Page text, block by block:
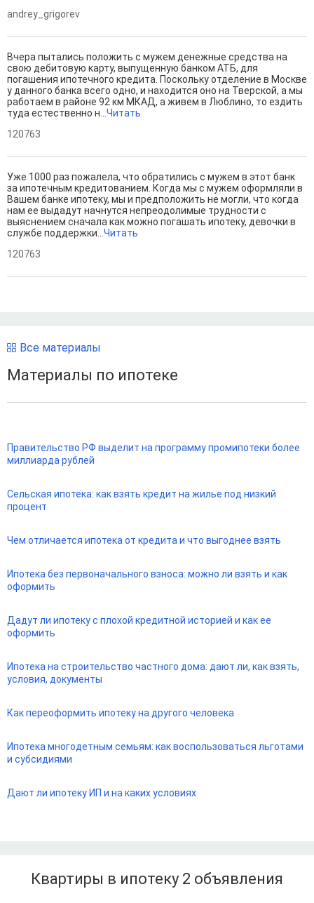
andrey_grigorev
Вчера пытались положить с мужем денежные средства на
свою дебитовую карту, выпущенную банком АТБ, для
погашения ипотечного кредита. Поскольку отделение в Москве
у данного банка всего одно, и находится оно на Тверской, а мы
работаем в районе 92 км МКАД, а живем в Люблино, то ездить
туда естественно н...Читать
120763
Уже 1000 раз пожалела, что обратились с мужем в этот банк
за ипотечным кредитованием. Когда мы с мужем оформляли в
Вашем банке ипотеку, мы и предположи­ть не могли, что когда
нам ее выдадут начнутся непреодоли­мые трудности с
выяснением­ сначала как можно погашать ипотеку, девочки в
службе поддержки...Читать
120763
Все материалы
Материалы по ипотеке
Правительство РФ выделит на программу промипотеки более
миллиарда рублей
Сельская ипотека: как взять кредит на жилье под низкий
процент
Чем отличается ипотека от кредита и что выгоднее взять
Ипотека без первоначального взноса: можно ли взять и как
оформить
Дадут ли ипотеку с плохой кредитной историей и как ее
оформить
Ипотека на строительство частного дома: дают ли, как взять,
условия, документы
Как переоформить ипотеку на другого человека
Ипотека многодетным семьям: как воспользоваться льготами
и субсидиями
Дают ли ипотеку ИП и на каких условиях
Квартиры в ипотеку 2 объявления